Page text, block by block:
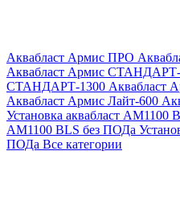
Аквабласт Армис ПРО
Аквабласт Армис
СТАНДАРТ-1300 Аквабласт
Аквабласт Армис Лайт-600
Установка аквабласт AM1100
AM1100 BLS без ПОДа
ПОДа Все категории